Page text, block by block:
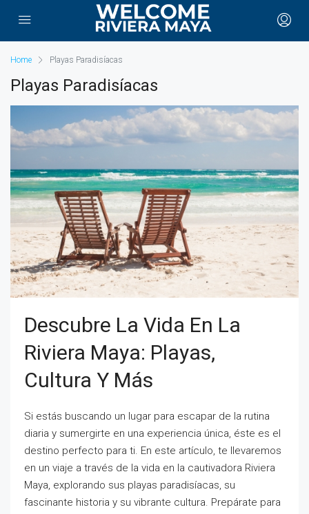
Home Playas Paradisíacas
Playas Paradisíacas
Descubre La Vida En La
Riviera Maya: Playas,
Cultura Y Más
Si estás buscando un lugar para escapar de la rutina
diaria y sumergirte en una experiencia única, éste es el
destino perfecto para ti. En este artículo, te llevaremos
en un viaje a través de la vida en la cautivadora Riviera
Maya, explorando sus playas paradisíacas, su
fascinante historia y su vibrante cultura. Prepárate para